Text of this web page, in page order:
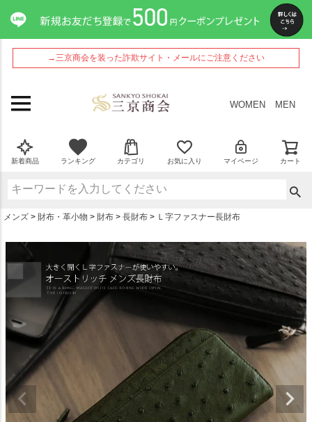
→三京商会を装った詐欺サイト・メールにご注意ください
WOMEN MEN
新着商品 ランキング カテゴリ お気に入り マイページ カート
メンズ 財布・革小物 財布 長財布 Ｌ字ファスナー長財布
ペー
ジト
ップ
へ